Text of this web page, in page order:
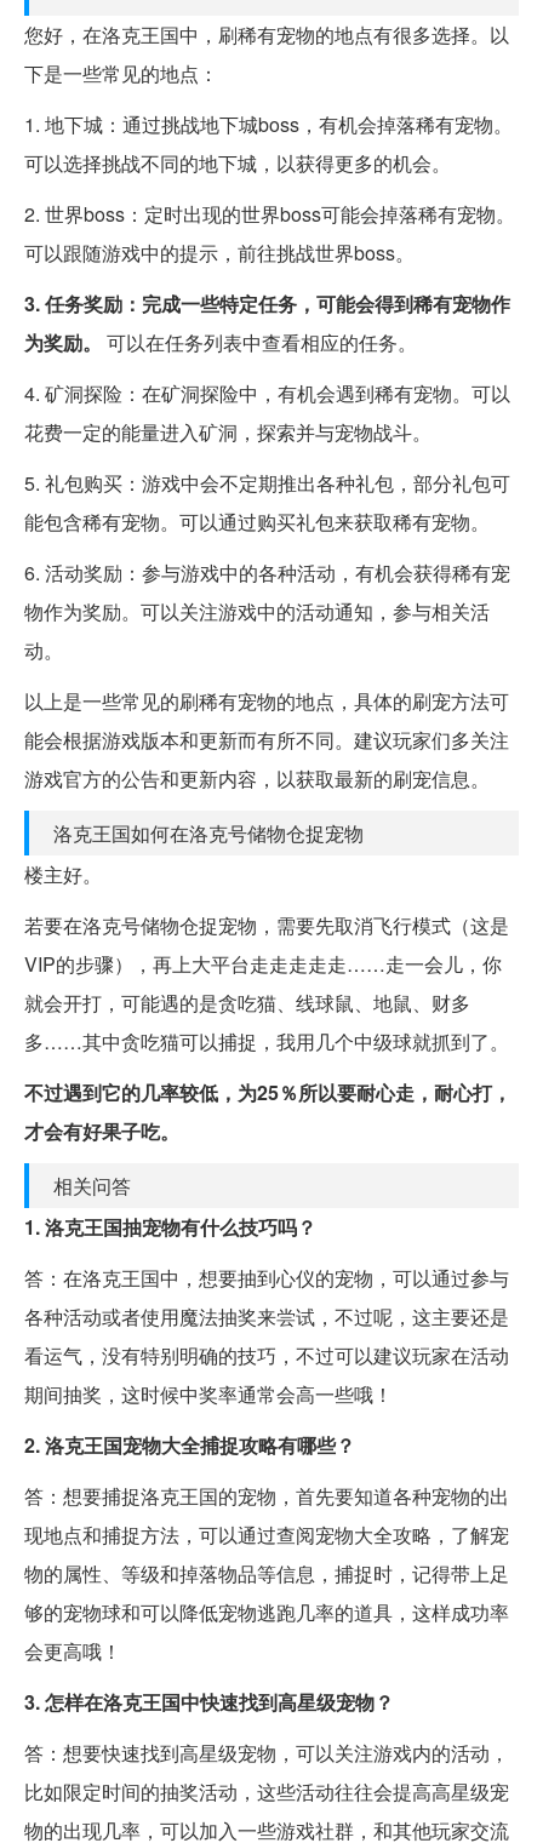
您好，在洛克王国中，刷稀有宠物的地点有很多选择。以
下是一些常见的地点：
1. 地下城：通过挑战地下城boss，有机会掉落稀有宠物。
可以选择挑战不同的地下城，以获得更多的机会。
2. 世界boss：定时出现的世界boss可能会掉落稀有宠物。
可以跟随游戏中的提示，前往挑战世界boss。
3. 任务奖励：完成一些特定任务，可能会得到稀有宠物作
为奖励。
可以在任务列表中查看相应的任务。
4. 矿洞探险：在矿洞探险中，有机会遇到稀有宠物。可以
花费一定的能量进入矿洞，探索并与宠物战斗。
5. 礼包购买：游戏中会不定期推出各种礼包，部分礼包可
能包含稀有宠物。可以通过购买礼包来获取稀有宠物。
6. 活动奖励：参与游戏中的各种活动，有机会获得稀有宠
物作为奖励。可以关注游戏中的活动通知，参与相关活
动。
以上是一些常见的刷稀有宠物的地点，具体的刷宠方法可
能会根据游戏版本和更新而有所不同。建议玩家们多关注
游戏官方的公告和更新内容，以获取最新的刷宠信息。
洛克王国如何在洛克号储物仓捉宠物
楼主好。
若要在洛克号储物仓捉宠物，需要先取消飞行模式（这是
VIP的步骤），再上大平台走走走走走……走一会儿，你
就会开打，可能遇的是贪吃猫、线球鼠、地鼠、财多
多……其中贪吃猫可以捕捉，我用几个中级球就抓到了。
不过遇到它的几率较低，为25％所以要耐心走，耐心打，
才会有好果子吃。
相关问答
1. 洛克王国抽宠物有什么技巧吗？
答：在洛克王国中，想要抽到心仪的宠物，可以通过参与
各种活动或者使用魔法抽奖来尝试，不过呢，这主要还是
看运气，没有特别明确的技巧，不过可以建议玩家在活动
期间抽奖，这时候中奖率通常会高一些哦！
2. 洛克王国宠物大全捕捉攻略有哪些？
答：想要捕捉洛克王国的宠物，首先要知道各种宠物的出
现地点和捕捉方法，可以通过查阅宠物大全攻略，了解宠
物的属性、等级和掉落物品等信息，捕捉时，记得带上足
够的宠物球和可以降低宠物逃跑几率的道具，这样成功率
会更高哦！
3. 怎样在洛克王国中快速找到高星级宠物？
答：想要快速找到高星级宠物，可以关注游戏内的活动，
比如限定时间的抽奖活动，这些活动往往会提高高星级宠
物的出现几率，可以加入一些游戏社群，和其他玩家交流